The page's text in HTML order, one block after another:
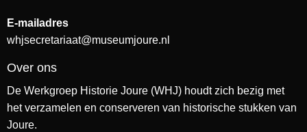
E-mailadres
whjsecretariaat@museumjoure.nl
Over ons
De Werkgroep Historie Joure (WHJ) houdt zich bezig met
het verzamelen en conserveren van historische stukken van
Joure.